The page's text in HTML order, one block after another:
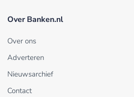
Over Banken.nl
Over ons
Adverteren
Nieuwsarchief
Contact